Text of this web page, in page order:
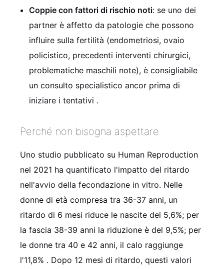
Coppie con fattori di rischio noti: se uno dei
partner è affetto da patologie che possono
influire sulla fertilità (endometriosi, ovaio
policistico, precedenti interventi chirurgici,
problematiche maschili note), è consigliabile
un consulto specialistico ancor prima di
iniziare i tentativi .
Perché non bisogna aspettare
Uno studio pubblicato su Human Reproduction
nel 2021 ha quantificato l'impatto del ritardo
nell'avvio della fecondazione in vitro. Nelle
donne di età compresa tra 36-37 anni, un
ritardo di 6 mesi riduce le nascite del 5,6%; per
la fascia 38-39 anni la riduzione è del 9,5%; per
le donne tra 40 e 42 anni, il calo raggiunge
l'11,8% . Dopo 12 mesi di ritardo, questi valori